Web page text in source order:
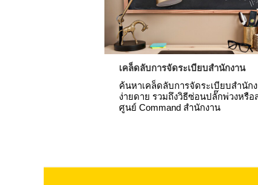
เคล็ดลับการจัดระเบียบสำนักงาน
ค้นหาเคล็ดลับการจัดระเบียบสำนัก
ง่ายดาย รวมถึงวิธีซ่อนปลั๊กพ่วงหรือ
ศูนย์ Command สำนักงาน